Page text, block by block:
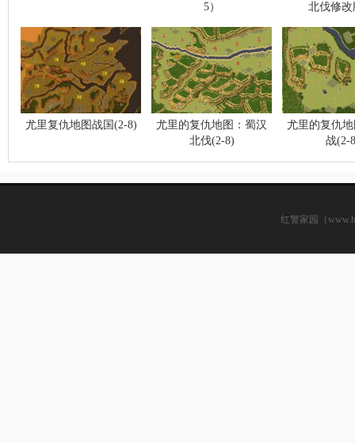
5）
北伐修改
尤里复仇地图战国(2-8)
尤里的复仇地图：蜀汉
北伐(2-8)
尤里的复仇
战(2-
红警家园（